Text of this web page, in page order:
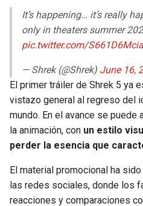
It’s happening… it’s really
only in theaters summer
pic.twitter.com/S661D6Mcia
— Shrek (@Shrek) June 16,
El primer tráiler de Shrek 5 ya
vistazo general al regreso del
mundo. En el avance se puede
la animación, con un estilo
perder la esencia que
El material promocional ha
las redes sociales, donde los
reacciones y comparaciones